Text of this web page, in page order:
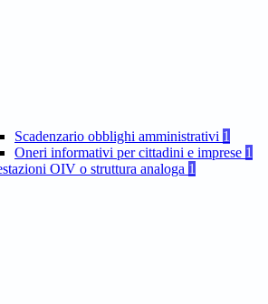
Scadenzario obblighi amministrativi 1
Oneri informativi per cittadini e imprese 1
OIV o struttura analoga 1